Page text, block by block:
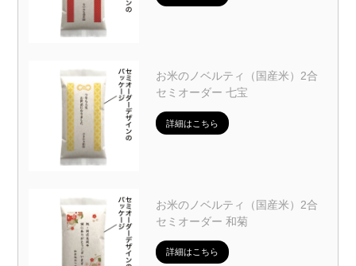
お米のノベルティ（国産米）2合
セミオーダー 七宝
詳細はこちら
お米のノベルティ（国産米）2合
セミオーダー 和菊
詳細はこちら